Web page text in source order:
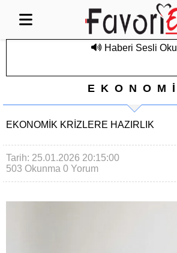
Haberi Sesli Oku
EKONOMİ
EKONOMIK KRIZLERE HAZIRLIK
Tarih: 25.01.2026 20:15:00
503 Okunma 0 Yorum